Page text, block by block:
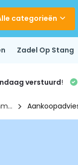
categorieën
Zadel Op Stang
verstuurd!